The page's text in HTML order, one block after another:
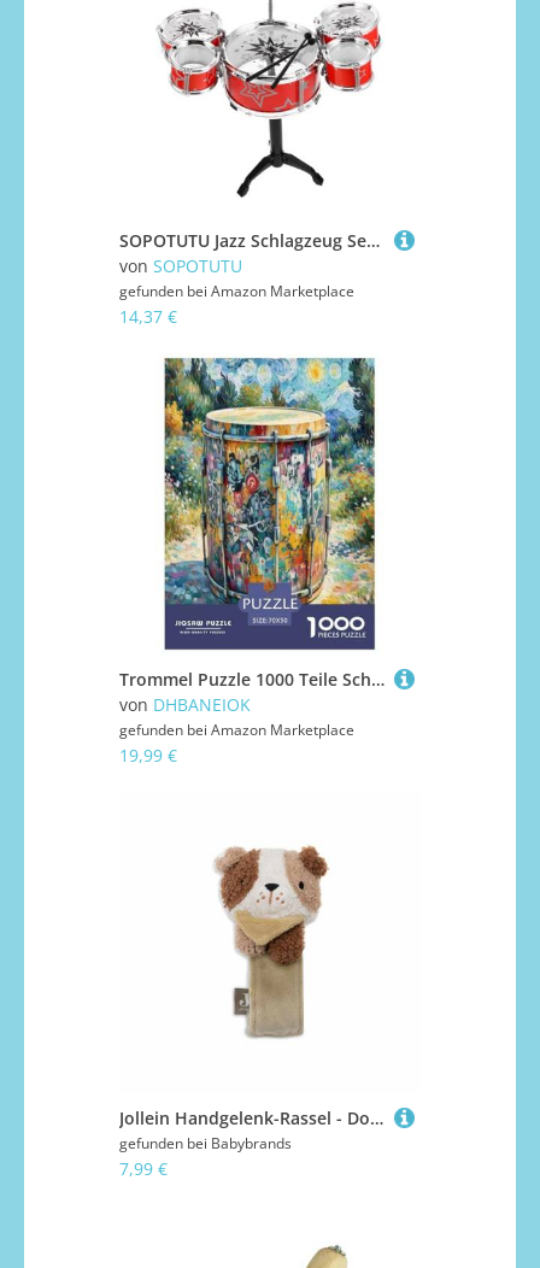
SOPOTUTU Jazz Schlagzeug Set Mini Trommel Kit für Kleinkinder Musikinstrument mit Vielseitigen Klangeffekten und Realistischem Design zur Frühen Musikalischen
von SOPOTUTU
gefunden bei Amazon Marketplace
14,37 €
Trommel Puzzle 1000 Teile Schwer Puzzle Spielzeug Pädagogisches Spiel Impossible Herausforderungsspielzeug Für Erwachsene Und Kinder in Bewährter 70x50cm/1000pcs
von DHBANEIOK
gefunden bei Amazon Marketplace
19,99 €
Jollein Handgelenk-Rassel - Dog Mick
gefunden bei Babybrands
7,99 €